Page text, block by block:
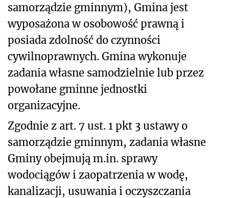
samorządzie gminnym), Gmina jest
wyposażona w osobowość prawną i
posiada zdolność do czynności
cywilnoprawnych. Gmina wykonuje
zadania własne samodzielnie lub przez
powołane gminne jednostki
organizacyjne.
Zgodnie z art. 7 ust. 1 pkt 3 ustawy o
samorządzie gminnym, zadania własne
Gminy obejmują m.in. sprawy
wodociągów i zaopatrzenia w wodę,
kanalizacji, usuwania i oczyszczania